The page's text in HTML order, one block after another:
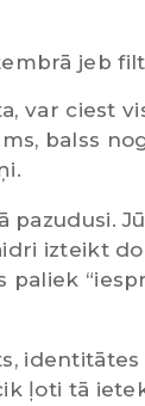
jeb
var ciest
balss
pazudusi.
izteikt
paliek
ļoti tā